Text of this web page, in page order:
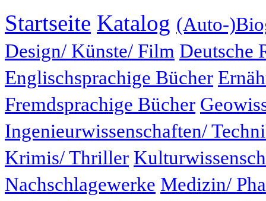
Startseite Katalog (Auto-
Design/ Künste/ Film Deutsche
Englischsprachige Bücher
Fremdsprachige Bücher
Ingenieurwissenschaften/
Krimis/ Thriller
Nachschlagewerke Medizin/